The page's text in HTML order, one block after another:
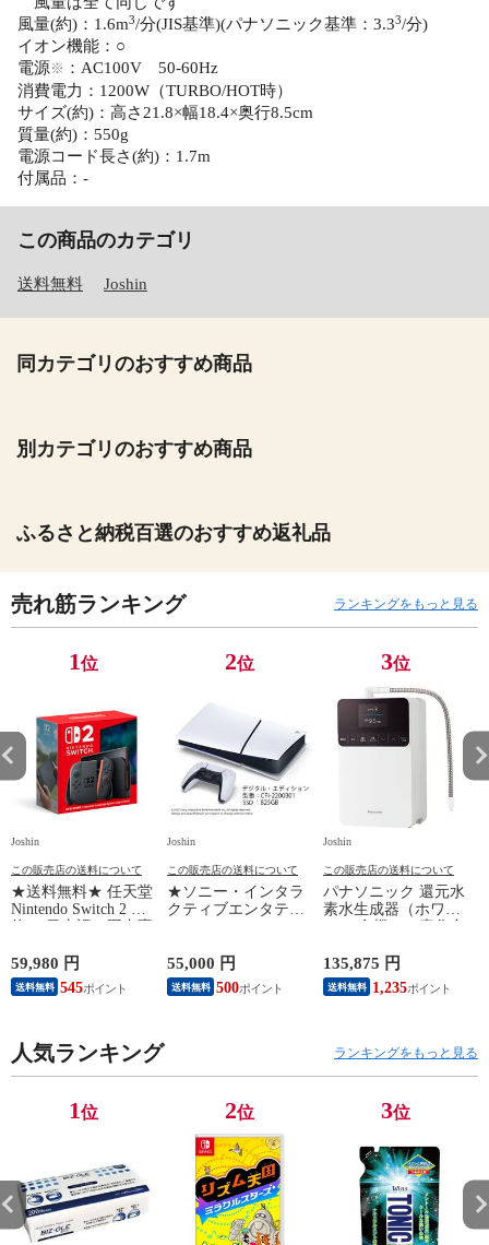
風量(約)：1.6m3/分(JIS基準)(パナソニック基準：3.33/分)
イオン機能：○
電源※ ：AC100V 50-60Hz
消費電力：1200W（TURBO/HOT時）
サイズ(約)：高さ21.8×幅18.4×奥行8.5cm
質量(約)：550g
電源コード長さ(約)：1.7m
付属品：-
この商品のカテゴリ
送料無料 Joshin
同カテゴリのおすすめ商品
別カテゴリのおすすめ商品
ふるさと納税百選のおすすめ返礼品
売れ筋ランキング ランキングをもっと見る
1位
Joshin
この販売店の送料について
★送料無料★ 任天堂
Nintendo Switch 2 本
体 （日本語・国内専
KB6CA NSW2ホンタ
イ 【返品種別B】
59,980 円
送料無料 545
2位
Joshin
この販売店の送料について
★ソニー・インタラ
クティブエンタテイ
ション 日本語専用
Console Language:
Japanese only（CFI-
55,000 円
送料無料 500
3位
Joshin
この販売店の送料について
パナソニック 還元水
素水生成器（ホワイ
ト） 有機フッ素化合
対応 Panasonic TK-
HS71-W 【返品種別
A】
135,875 円
送料無料 1,235
人気ランキング ランキングをもっと見る
1位 2位 3位